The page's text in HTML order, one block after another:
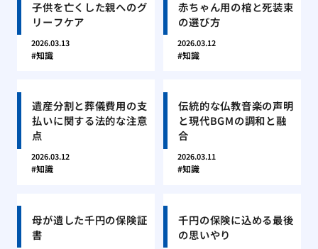
子供を亡くした親へのグ
リーフケア
2026.03.13
知識
赤ちゃん用の棺と死装束
の選び方
2026.03.12
知識
遺産分割と葬儀費用の支
払いに関する法的な注意
点
2026.03.12
知識
伝統的な仏教音楽の声明
と現代BGMの調和と融
合
2026.03.11
知識
母が遺した千円の保険証
書
千円の保険に込める最後
の思いやり